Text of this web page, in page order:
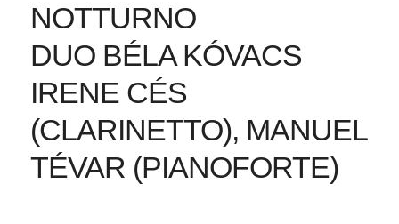
NOTTURNO
DUO BÉLA KÓVACS
IRENE CÉS
(CLARINETTO), MANUEL
TÉVAR (PIANOFORTE)